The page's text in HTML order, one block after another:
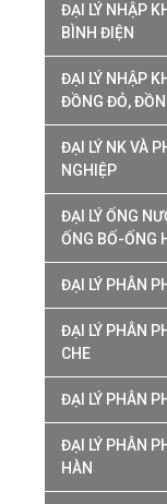
ĐẠI LÝ NHẬP
BÌNH ĐIỆN
ĐẠI LÝ NHẬP
ĐỒNG ĐỎ,
ĐẠI LÝ NK VÀ
NGHIỆP
ĐẠI LÝ ỐNG
ỐNG BỐ-ỐNG
ĐẠI LÝ PHÂN
ĐẠI LÝ PHÂN
CHE
ĐẠI LÝ PHÂN
ĐẠI LÝ PHÂN
HÀN